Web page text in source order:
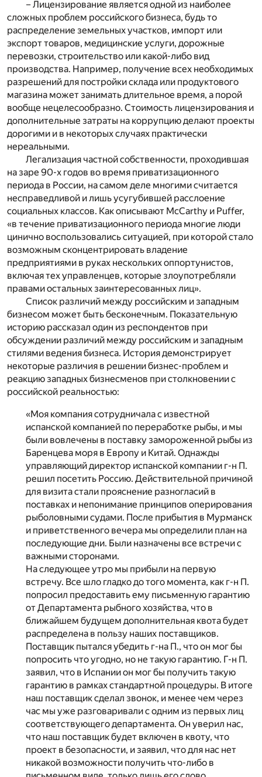
– Лицензирование является одной из наиболее
сложных проблем российского бизнеса, будь то
распределение земельных участков, импорт или
экспорт товаров, медицинские услуги, дорожные
перевозки, строительство или какой-либо вид
производства. Например, получение всех необходимых
разрешений для постройки склада или продуктового
магазина может занимать длительное время, а порой
вообще нецелесообразно. Стоимость лицензирования и
дополнительные затраты на коррупцию делают проекты
дорогими и в некоторых случаях практически
нереальными.
Легализация частной собственности, проходившая
на заре 90-х годов во время приватизационного
периода в России, на самом деле многими считается
несправедливой и лишь усугубившей расслоение
социальных классов. Как описывают McCarthy и Puffer,
«в течение приватизационного периода многие люди
цинично воспользовались ситуацией, при которой стало
возможным сконцентрировать владение
предприятиями в руках нескольких оппортунистов,
включая тех управленцев, которые злоупотребляли
правами остальных заинтересованных лиц».
Список различий между российским и западным
бизнесом может быть бесконечным. Показательную
историю рассказал один из респондентов при
обсуждении различий между российским и западным
стилями ведения бизнеса. История демонстрирует
некоторые различия в решении бизнес-проблем и
реакцию западных бизнесменов при столкновении с
российской реальностью:
«Моя компания сотрудничала с известной
испанской компанией по переработке рыбы, и мы
были вовлечены в поставку замороженной рыбы из
Баренцева моря в Европу и Китай. Однажды
управляющий директор испанской компании г-н П.
решил посетить Россию. Действительной причиной
для визита стали прояснение разногласий в
поставках и непонимание принципов оперирования
рыболовными судами. После прибытия в Мурманск
и приветственного вечера мы определили план на
последующие дни. Были назначены все встречи с
важными сторонами.
На следующее утро мы прибыли на первую
встречу. Все шло гладко до того момента, как г-н П.
попросил предоставить ему письменную гарантию
от Департамента рыбного хозяйства, что в
ближайшем будущем дополнительная квота будет
распределена в пользу наших поставщиков.
Поставщик пытался убедить г-на П., что он мог бы
попросить что угодно, но не такую гарантию. Г-н П.
заявил, что в Испании он мог бы получить такую
гарантию в рамках стандартной процедуры. В итоге
наш поставщик сделал звонок, и менее чем через
час мы уже разговаривали с одним из первых лиц
соответствующего департамента. Он уверил нас,
что наш поставщик будет включен в квоту, что
проект в безопасности, и заявил, что для нас нет
никакой возможности получить что-либо в